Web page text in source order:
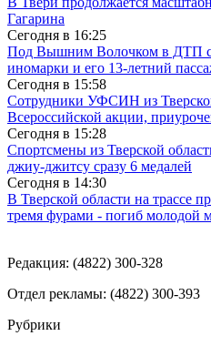
Гагарина
Сегодня в 16:25
Под Вышним Волочком в ДТП с
иномарки и его 13-летний
Сегодня в 15:58
Сотрудники УФСИН из
Всероссийской акции,
Сегодня в 15:28
Спортсмены из Тверской
джиу-джитсу сразу 6 медалей
Сегодня в 14:30
В Тверской области на трассе
тремя фурами - погиб молодой
Редакция: (4822) 300-328
Отдел рекламы: (4822) 300-393
Рубрики